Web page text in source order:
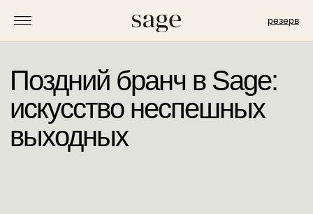
резерв
Поздний бранч в Sage:
искусство неспешных
выходных